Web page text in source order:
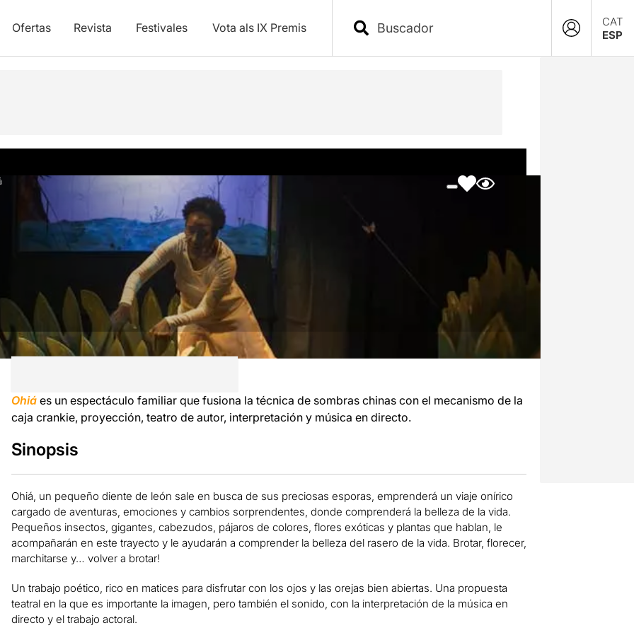
Ofertas Revista Festivales Vota als IX Premis
CAT
ESP
Ohiáes un espectáculo familiar que fusiona la técnica de sombras chinas con el mecanismo de la
caja crankie, proyección, teatro de autor, interpretación y música en directo.
Sinopsis
Ohiá, un pequeño diente de león sale en busca de sus preciosas esporas, emprenderá un viaje onírico
cargado de aventuras, emociones y cambios sorprendentes, donde comprenderá la belleza de la vida.
Pequeños insectos, gigantes, cabezudos, pájaros de colores, flores exóticas y plantas que hablan, le
acompañarán en este trayecto y le ayudarán a comprender la belleza del rasero de la vida. Brotar, florecer,
marchitarse y… volver a brotar!
Un trabajo poético, rico en matices para disfrutar con los ojos y las orejas bien abiertas. Una propuesta
teatral en la que es importante la imagen, pero también el sonido, con la interpretación de la música en
directo y el trabajo actoral.